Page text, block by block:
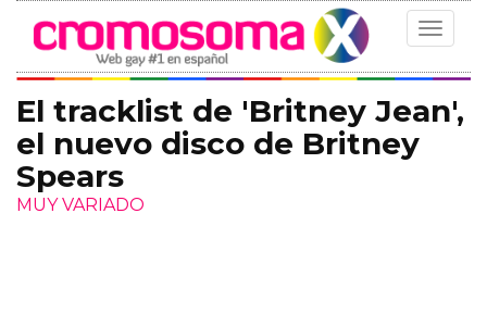
Toggle
El tracklist de 'Britney Jean',
el nuevo disco de Britney
Spears
MUY VARIADO